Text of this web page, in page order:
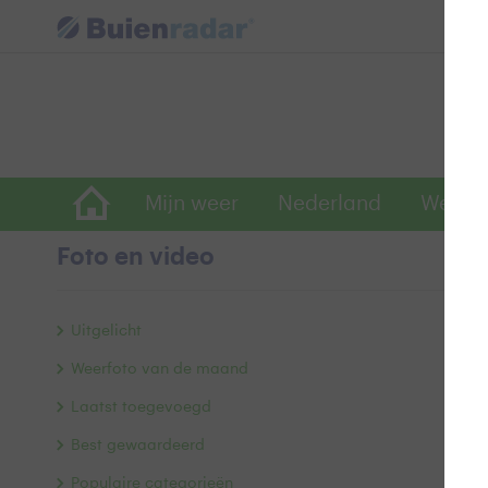
Mijn weer Nederland
Foto en video
Uitgelicht
Weerfoto van de maand
Laatst toegevoegd
Best gewaardeerd
Populaire categorieën